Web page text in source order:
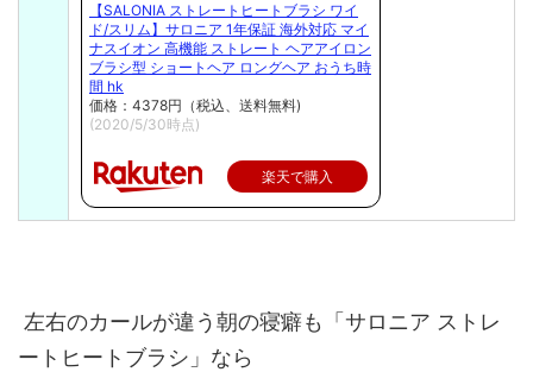
【SALONIA ストレートヒートブラシ ワイ
ド/スリム】サロニア 1年保証 海外対応 マイ
ナスイオン 高機能 ストレート ヘアアイロン
ブラシ型 ショートヘア ロングヘア おうち時
間 hk
価格：4378円（税込、送料無料)
(2020/5/30時点)
楽天で購入
左右のカールが違う朝の寝癖も「サロニア ストレ
ートヒートブラシ」なら